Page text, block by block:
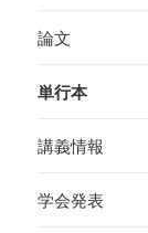
論文
単行本
講義情報
学会発表